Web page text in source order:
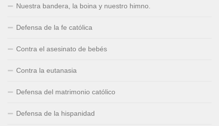
Nuestra bandera, la boina y nuestro himno.
Defensa de la fe católica
Contra el asesinato de bebés
Contra la eutanasia
Defensa del matrimonio católico
Defensa de la hispanidad